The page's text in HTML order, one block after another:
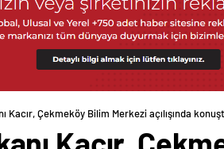
Kacır, Çekmeköy Bilim Merkezi açılışında